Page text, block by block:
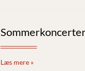
Læs mere »